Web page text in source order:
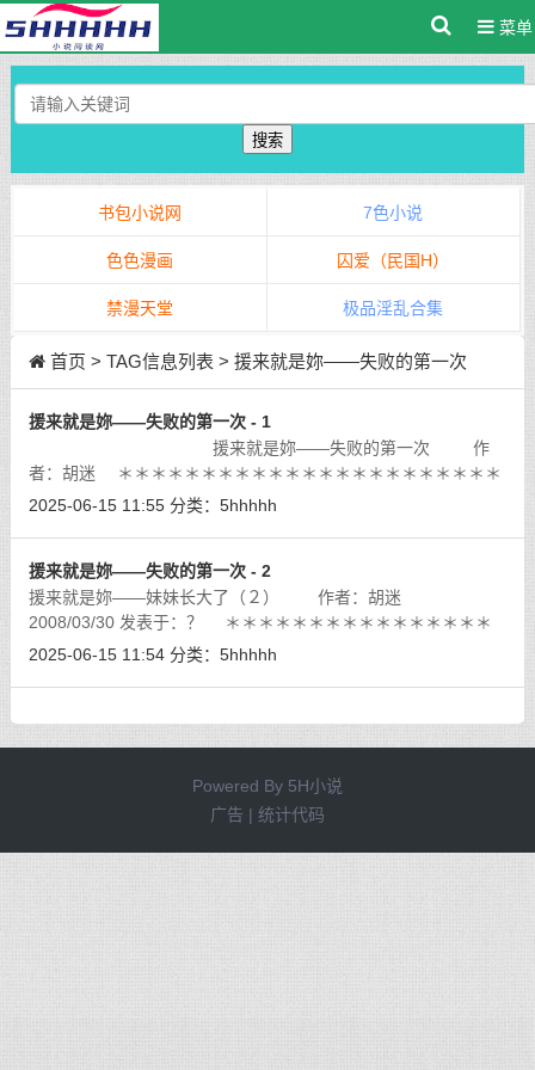
菜单
搜索
书包小说网 7色小说
色色漫画 囚爱（民国H）
禁漫天堂 极品淫乱合集
首页 > TAG信息列表 > 援来就是妳——失败的第一次
援来就是妳——失败的第一次 - 1
援来就是妳——失败的第一次 作
者：胡迷 ＊＊＊＊＊＊＊＊＊＊＊＊＊＊＊＊＊＊＊＊＊＊＊
＊＊＊＊＊＊＊＊＊＊＊＊[详细]
2025-06-15 11:55 分类： 5hhhhh
援来就是妳——失败的第一次 - 2
援来就是妳——妹妹长大了（２） 作者：胡迷
2008/03/30 发表于：？ ＊＊＊＊＊＊＊＊＊＊＊＊＊＊＊＊
＊＊＊＊＊＊＊＊＊＊＊＊＊＊＊＊＊＊＊ 写在前面：
2025-06-15 11:54 分类： 5hhhhh
Powered By 5H小说
广告 | 统计代码